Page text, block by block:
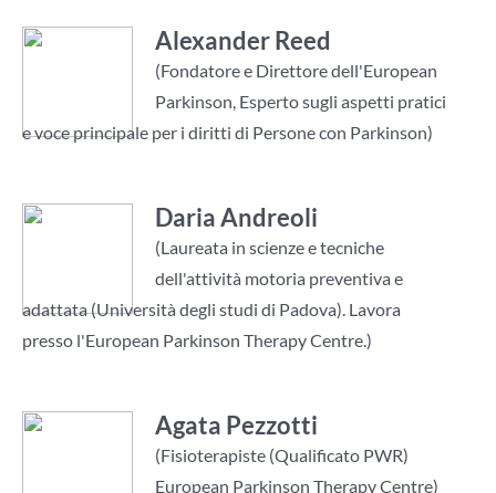
Alexander Reed
(Fondatore e Direttore dell'European
Parkinson, Esperto sugli aspetti pratici
e voce principale per i diritti di Persone con Parkinson)
Daria Andreoli
(Laureata in scienze e tecniche
dell'attività motoria preventiva e
adattata (Università degli studi di Padova). Lavora
presso l'European Parkinson Therapy Centre.)
Agata Pezzotti
(Fisioterapiste (Qualificato PWR)
European Parkinson Therapy Centre)